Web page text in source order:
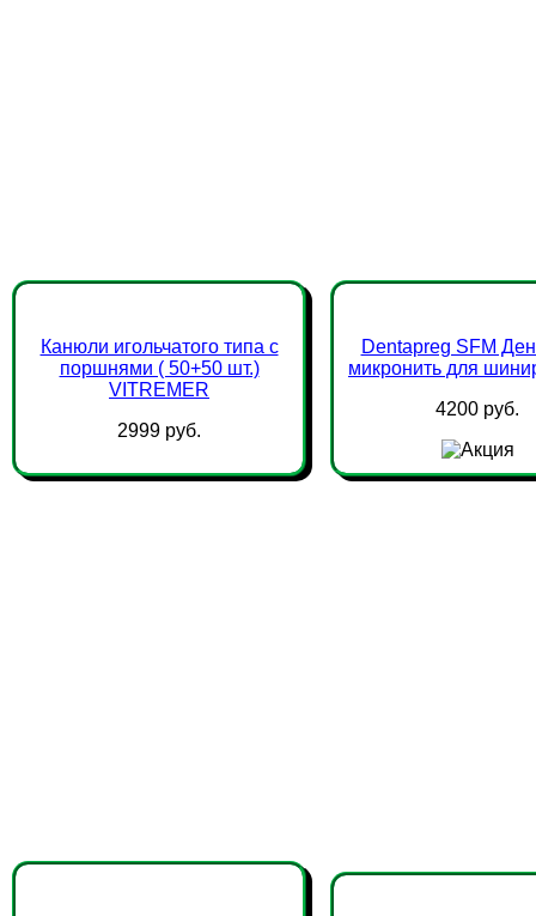
Канюли игольчатого типа с
поршнями ( 50+50 шт.)
VITREMER
2999 руб.
Dentapreg SFM
микронить для
4200 руб.